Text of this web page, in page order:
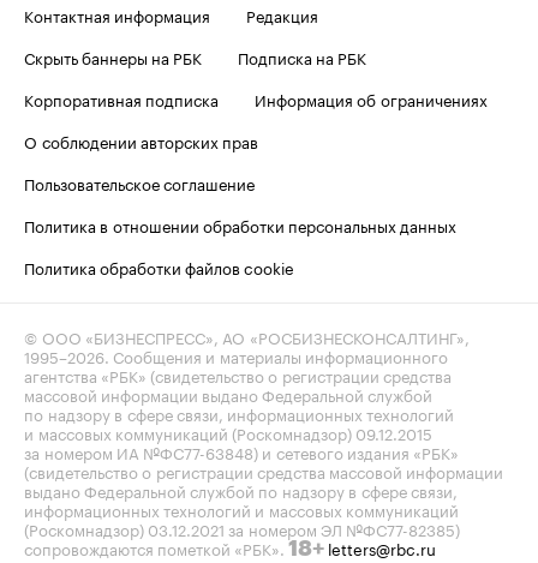
Контактная информация
Редакция
Скрыть баннеры на РБК
Подписка на РБК
Корпоративная подписка
Информация об ограничениях
О соблюдении авторских прав
Пользовательское соглашение
Политика в отношении обработки персональных данных
Политика обработки файлов cookie
© ООО «БИЗНЕСПРЕСС», АО «РОСБИЗНЕСКОНСАЛТИНГ»,
1995–2026. Сообщения и материалы информационного
агентства «РБК» (свидетельство о регистрации средства
массовой информации выдано Федеральной службой
по надзору в сфере связи, информационных технологий
и массовых коммуникаций (Роскомнадзор) 09.12.2015
за номером ИА №ФС77-63848) и сетевого издания «РБК»
(свидетельство о регистрации средства массовой информации
выдано Федеральной службой по надзору в сфере связи,
информационных технологий и массовых коммуникаций
(Роскомнадзор) 03.12.2021 за номером ЭЛ №ФС77-82385)
сопровождаются пометкой «РБК». 18+ letters@rbc.ru